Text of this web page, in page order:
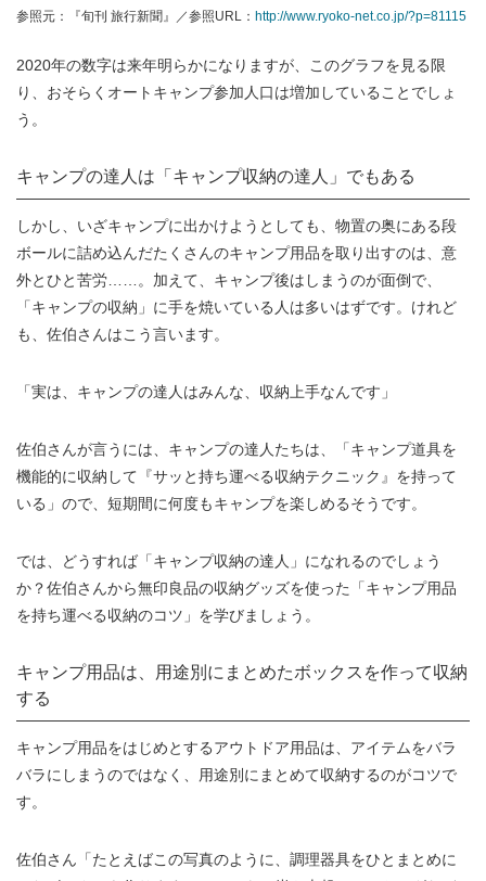
参照元：『旬刊 旅行新聞』／参照URL： http://www.ryoko-net.co.jp/?p=81115
2020年の数字は来年明らかになりますが、このグラフを見る限
り、おそらくオートキャンプ参加人口は増加していることでしょ
う。
キャンプの達人は「キャンプ収納の達人」でもある
しかし、いざキャンプに出かけようとしても、物置の奥にある段
ボールに詰め込んだたくさんのキャンプ用品を取り出すのは、意
外とひと苦労……。加えて、キャンプ後はしまうのが面倒で、
「キャンプの収納」に手を焼いている人は多いはずです。けれど
も、佐伯さんはこう言います。
「実は、キャンプの達人はみんな、収納上手なんです」
佐伯さんが言うには、キャンプの達人たちは、「キャンプ道具を
機能的に収納して『サッと持ち運べる収納テクニック』を持って
いる」ので、短期間に何度もキャンプを楽しめるそうです。
では、どうすれば「キャンプ収納の達人」になれるのでしょう
か？佐伯さんから無印良品の収納グッズを使った「キャンプ用品
を持ち運べる収納のコツ」を学びましょう。
キャンプ用品は、用途別にまとめたボックスを作って収納
する
キャンプ用品をはじめとするアウトドア用品は、アイテムをバラ
バラにしまうのではなく、用途別にまとめて収納するのがコツで
す。
佐伯さん「たとえばこの写真のように、調理器具をひとまとめに